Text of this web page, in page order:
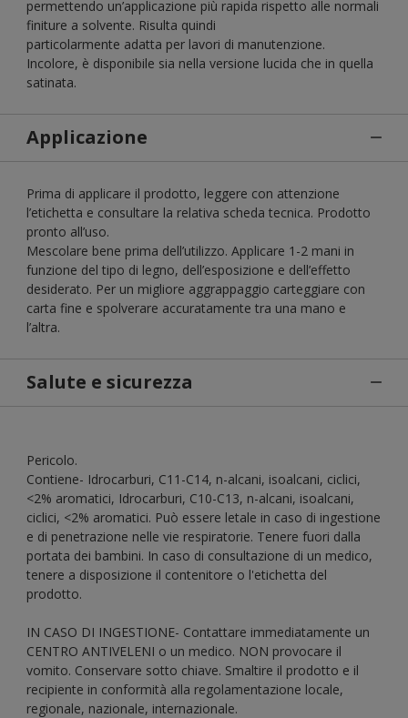
permettendo un’applicazione più rapida rispetto alle normali
finiture a solvente. Risulta quindi
particolarmente adatta per lavori di manutenzione.
Incolore, è disponibile sia nella versione lucida che in quella
satinata.
Applicazione
Prima di applicare il prodotto, leggere con attenzione
l’etichetta e consultare la relativa scheda tecnica. Prodotto
pronto all’uso.
Mescolare bene prima dell’utilizzo. Applicare 1-2 mani in
funzione del tipo di legno, dell’esposizione e dell’effetto
desiderato. Per un migliore aggrappaggio carteggiare con
carta fine e spolverare accuratamente tra una mano e
l’altra.
Salute e sicurezza
Pericolo.
Contiene- Idrocarburi, C11-C14, n-alcani, isoalcani, ciclici,
<2% aromatici, Idrocarburi, C10-C13, n-alcani, isoalcani,
ciclici, <2% aromatici. Può essere letale in caso di ingestione
e di penetrazione nelle vie respiratorie. Tenere fuori dalla
portata dei bambini. In caso di consultazione di un medico,
tenere a disposizione il contenitore o l'etichetta del
prodotto.
IN CASO DI INGESTIONE- Contattare immediatamente un
CENTRO ANTIVELENI o un medico. NON provocare il
vomito. Conservare sotto chiave. Smaltire il prodotto e il
recipiente in conformità alla regolamentazione locale,
regionale, nazionale, internazionale.